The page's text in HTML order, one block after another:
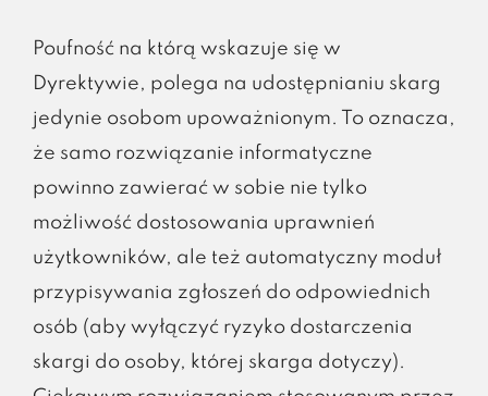
Poufność na którą wskazuje się w
Dyrektywie, polega na udostępnianiu skarg
jedynie osobom upoważnionym. To oznacza,
że samo rozwiązanie informatyczne
powinno zawierać w sobie nie tylko
możliwość dostosowania uprawnień
użytkowników, ale też automatyczny moduł
przypisywania zgłoszeń do odpowiednich
osób (aby wyłączyć ryzyko dostarczenia
skargi do osoby, której skarga dotyczy).